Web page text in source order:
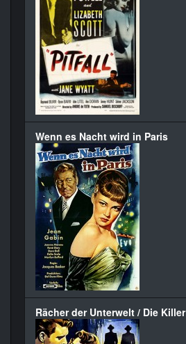
Wenn es Nacht wird in Paris
Rächer der Unterwelt / Die Killer